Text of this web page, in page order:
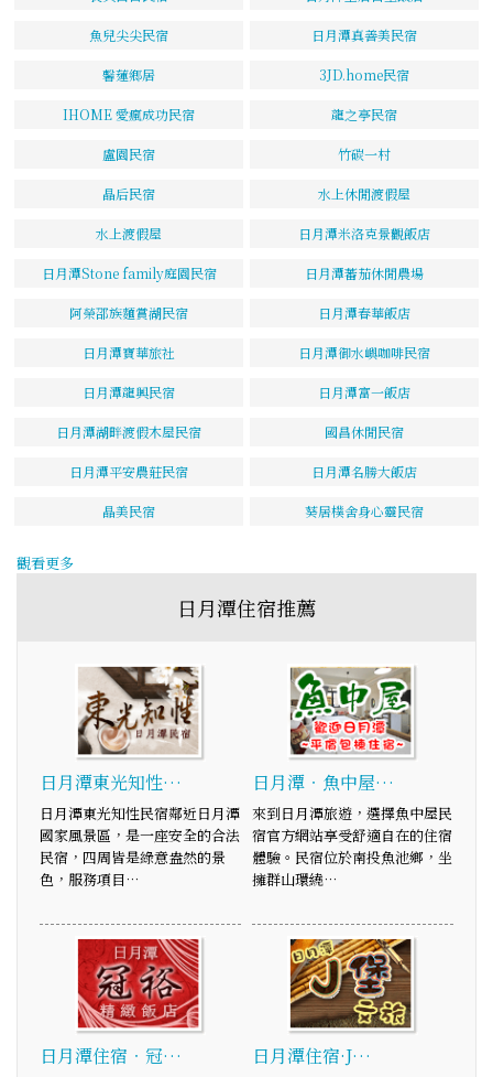
魚兒尖尖民宿 日月潭真善美民宿
馨蓮鄉居 3JD.home民宿
IHOME 愛瘋成功民宿 龍之亭民宿
盧園民宿 竹碳一村
晶后民宿 水上休閒渡假屋
水上渡假屋 日月潭米洛克景觀飯店
日月潭Stone family庭園民宿 日月潭蕃茄休閒農場
阿榮邵族麵賞湖民宿 日月潭春華飯店
日月潭寶華旅社 日月潭御水嶼咖啡民宿
日月潭龍興民宿 日月潭富一飯店
日月潭湖畔渡假木屋民宿 國昌休閒民宿
日月潭平安農莊民宿 日月潭名勝大飯店
晶美民宿 葵居樸舍身心靈民宿
觀看更多
日月潭住宿推薦
日月潭東光知性…
日月潭東光知性民宿鄰近日月潭
國家風景區，是一座安全的合法
民宿，四周皆是綠意盎然的景
色，服務項目…
日月潭‧魚中屋…
來到日月潭旅遊，選擇魚中屋民
宿官方網站享受舒適自在的住宿
體驗。民宿位於南投魚池鄉，坐
擁群山環繞…
日月潭住宿‧冠… 日月潭住宿·J…